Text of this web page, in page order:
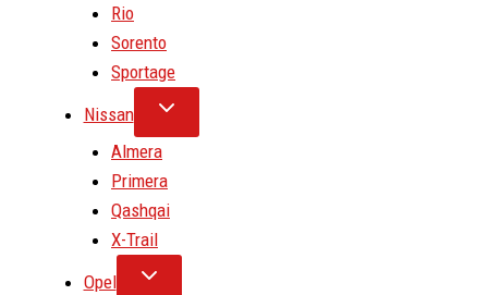
Rio
Sorento
Sportage
Nissan
Almera
Primera
Qashqai
X-Trail
Opel